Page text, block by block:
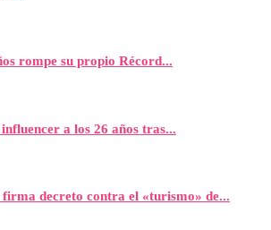
rompe su propio Récord...
a los 26 años tras...
decreto contra el «turismo» de...